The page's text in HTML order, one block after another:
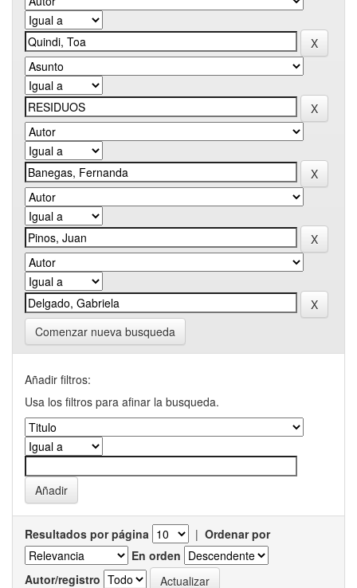
Comenzar nueva busqueda
Añadir filtros:
Usa los filtros para afinar la busqueda.
Resultados por página | Ordenar por
En orden
Autor/registro